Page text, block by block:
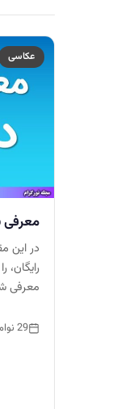
عکاسی
در این
معرفی
29 نوامبر, 2023